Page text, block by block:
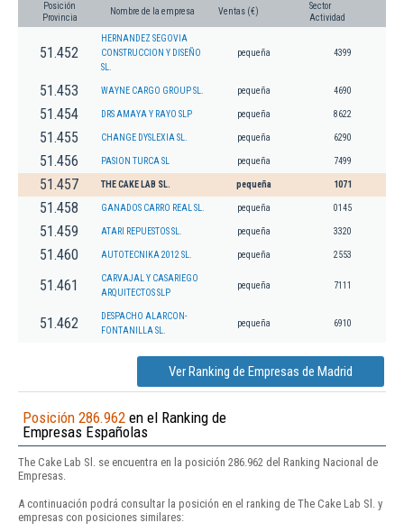
Posición
Provincia
Nombre de la empresa Ventas (€)
Sector
Actividad
51.452
HERNANDEZ SEGOVIA
CONSTRUCCION Y DISEÑO
SL.
pequeña 4399
51.453 WAYNE CARGO GROUP SL. pequeña 4690
51.454 DRS AMAYA Y RAYO SLP pequeña 8622
51.455 CHANGE DYSLEXIA SL. pequeña 6290
51.456 PASION TURCA SL pequeña 7499
51.457 THE CAKE LAB SL. pequeña 1071
51.458 GANADOS CARRO REAL SL. pequeña 0145
51.459 ATARI REPUESTOS SL. pequeña 3320
51.460 AUTOTECNIKA 2012 SL. pequeña 2553
51.461
CARVAJAL Y CASARIEGO
ARQUITECTOS SLP
pequeña 7111
51.462
DESPACHO ALARCON-
FONTANILLA SL.
pequeña 6910
Ver Ranking de Empresas de Madrid
Posición 286.962 en el Ranking de
Empresas Españolas
The Cake Lab Sl. se encuentra en la posición 286.962 del Ranking Nacional de
Empresas.
A continuación podrá consultar la posición en el ranking de The Cake Lab Sl. y
empresas con posiciones similares: